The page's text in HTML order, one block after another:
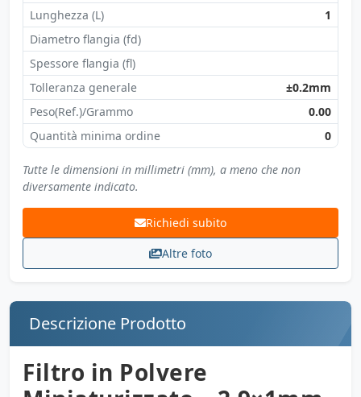
Lunghezza (L)
1
Diametro flangia (fd)
Spessore flangia (fl)
Tolleranza generale
±0.2mm
Peso(Ref.)/Grammo
0.00
Quantità minima ordine
0
Tutte le dimensioni in millimetri (mm), a meno che non
diversamente indicato.
Richiedi subito
Altre foto
Descrizione Prodotto
Filtro in Polvere